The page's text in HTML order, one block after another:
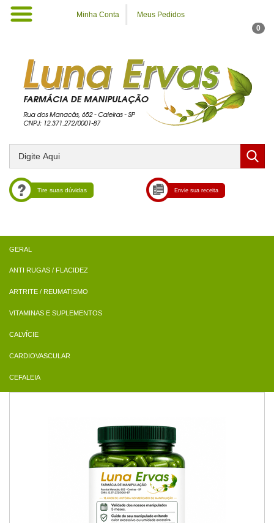
Minha Conta
Meus Pedidos
0
Tire suas dúvidas Envie sua receita
ANTI RUGAS / FLACIDEZ
ARTRITE / REUMATISMO
VITAMINAS E SUPLEMENTOS
CALVÍCIE
CARDIOVASCULAR
CEFALEIA